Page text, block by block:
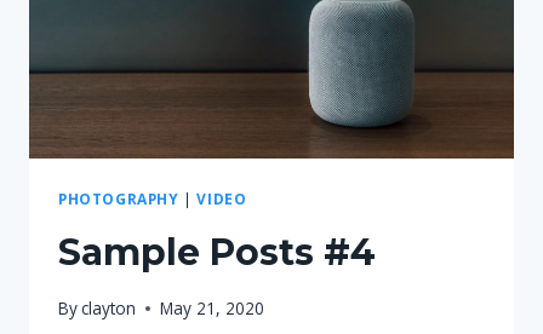
PHOTOGRAPHY |VIDEO
Sample Posts #4
Byclayton May 21, 2020